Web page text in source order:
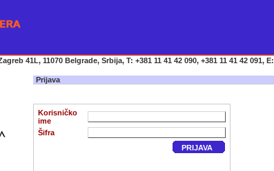
41L, 11070 Belgrade, Srbija, T: +381 11 41 42 090, +381 11 41 42 091, E:
Prijava
Korisničko
ime
Šifra
PRIJAVA